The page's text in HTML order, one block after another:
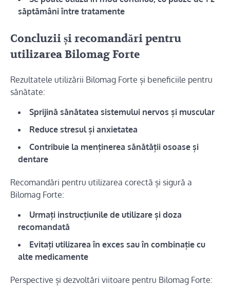
săptămâni între tratamente
Concluzii și recomandări pentru
utilizarea Bilomag Forte
Rezultatele utilizării Bilomag Forte și beneficiile pentru
sănătate:
Sprijină sănătatea sistemului nervos și muscular
Reduce stresul și anxietatea
Contribuie la menținerea sănătății osoase și
dentare
Recomandări pentru utilizarea corectă și sigură a
Bilomag Forte:
Urmați instrucțiunile de utilizare și doza
recomandată
Evitați utilizarea în exces sau în combinație cu
alte medicamente
Perspective și dezvoltări viitoare pentru Bilomag Forte: